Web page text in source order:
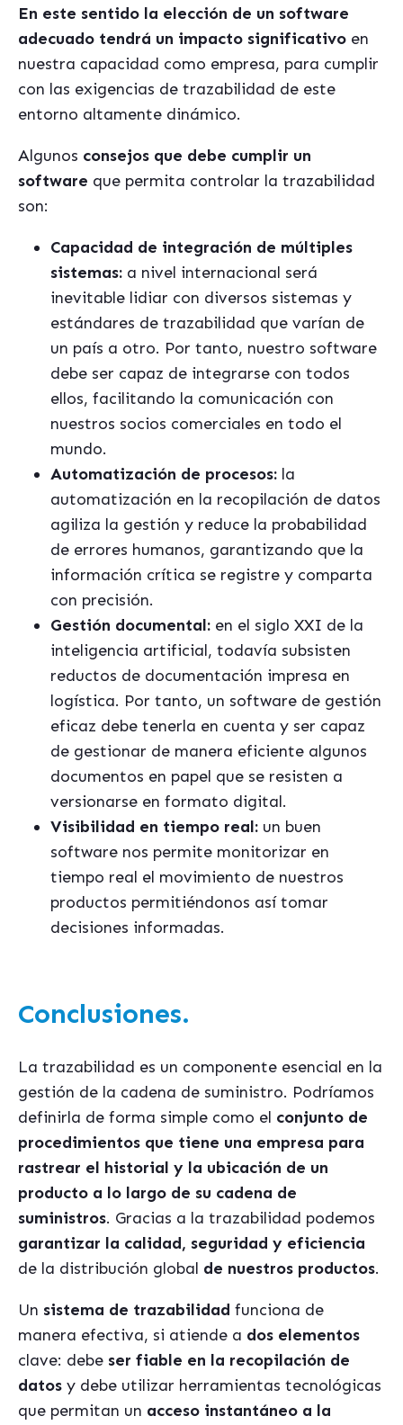
En este sentido la elección de un software
adecuado tendrá un impacto significativo en
nuestra capacidad como empresa, para cumplir
con las exigencias de trazabilidad de este
entorno altamente dinámico.
Algunos consejos que debe cumplir un
software que permita controlar la trazabilidad
son:
Capacidad de integración de múltiples
sistemas: a nivel internacional será
inevitable lidiar con diversos sistemas y
estándares de trazabilidad que varían de
un país a otro. Por tanto, nuestro software
debe ser capaz de integrarse con todos
ellos, facilitando la comunicación con
nuestros socios comerciales en todo el
mundo.
Automatización de procesos: la
automatización en la recopilación de datos
agiliza la gestión y reduce la probabilidad
de errores humanos, garantizando que la
información crítica se registre y comparta
con precisión.
Gestión documental: en el siglo XXI de la
inteligencia artificial, todavía subsisten
reductos de documentación impresa en
logística. Por tanto, un software de gestión
eficaz debe tenerla en cuenta y ser capaz
de gestionar de manera eficiente algunos
documentos en papel que se resisten a
versionarse en formato digital.
Visibilidad en tiempo real: un buen
software nos permite monitorizar en
tiempo real el movimiento de nuestros
productos permitiéndonos así tomar
decisiones informadas.
Conclusiones.
La trazabilidad es un componente esencial en la
gestión de la cadena de suministro. Podríamos
definirla de forma simple como el conjunto de
procedimientos que tiene una empresa para
rastrear el historial y la ubicación de un
producto a lo largo de su cadena de
suministros. Gracias a la trazabilidad podemos
garantizar la calidad, seguridad y eficiencia
de la distribución global de nuestros productos.
Un sistema de trazabilidad funciona de
manera efectiva, si atiende a dos elementos
clave: debe ser fiable en la recopilación de
datos y debe utilizar herramientas tecnológicas
que permitan un acceso instantáneo a la